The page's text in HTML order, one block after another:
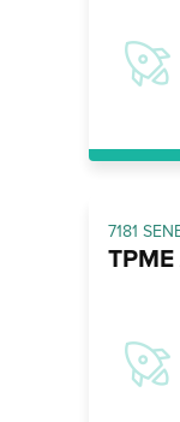
7181